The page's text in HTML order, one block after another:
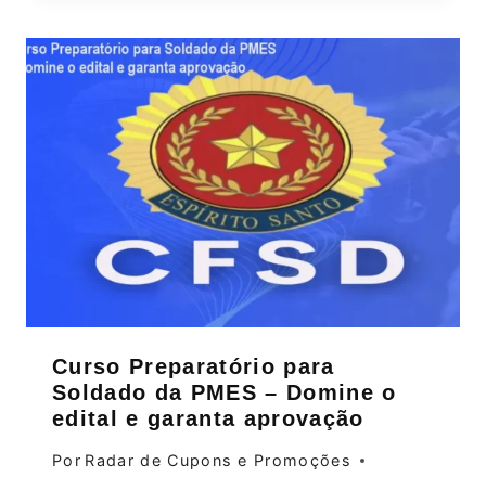
Curso Preparatório para
Soldado da PMES – Domine o
edital e garanta aprovação
Por Radar de Cupons e Promoções